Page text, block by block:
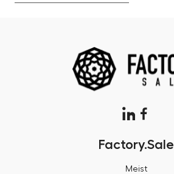
Factory.Sale
Meist